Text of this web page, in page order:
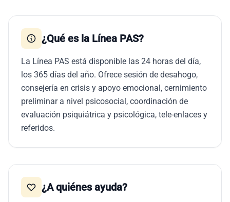
¿Qué es la Línea PAS?
La Línea PAS está disponible las 24 horas del día,
los 365 días del año. Ofrece sesión de desahogo,
consejería en crisis y apoyo emocional, cernimiento
preliminar a nivel psicosocial, coordinación de
evaluación psiquiátrica y psicológica, tele-enlaces y
referidos.
¿A quiénes ayuda?